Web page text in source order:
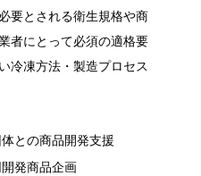
要とされる衛生規格や商
者にとって必須の適格要
冷凍方法・製造プロセス
との商品開発支援​
発商品企画​